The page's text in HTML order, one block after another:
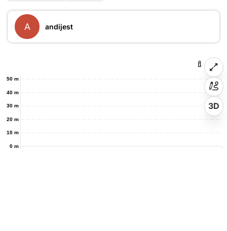
A andijest
0 m
10 m
20 m
30 m
40 m
50 m
3D